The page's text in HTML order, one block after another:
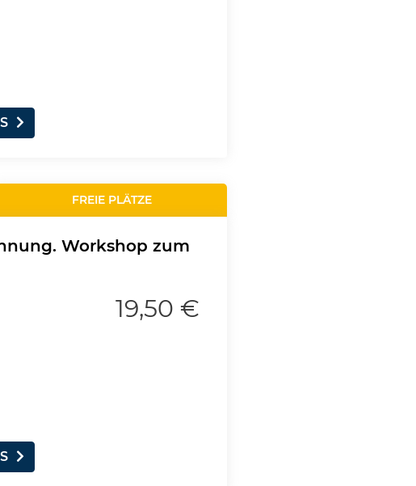
FREIE PLÄTZE
Workshop zum
19,50 €